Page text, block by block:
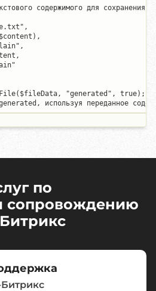
содержимого для сохранения
"generated", true); //
используя переданное
по
сопровождению
Битрикс